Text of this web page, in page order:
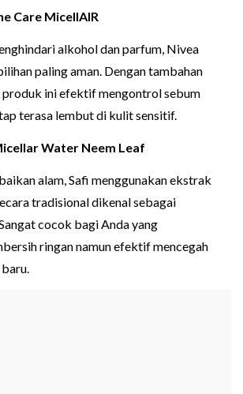
Care MicellAIR
alkohol dan parfum, Nivea
paling aman. Dengan tambahan
ini efektif mengontrol sebum
terasa lembut di kulit sensitif.
Water Neem Leaf
alam, Safi menggunakan ekstrak
tradisional dikenal sebagai
cocok bagi Anda yang
ringan namun efektif mencegah